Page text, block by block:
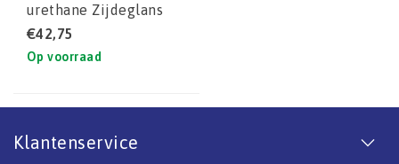
urethane Zijdeglans
Blank set
€42,75
Op voorraad
Klantenservice